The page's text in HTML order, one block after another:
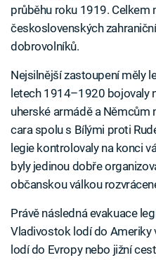
průběhu roku 1919. Celkem
československých
dobrovolníků.
Nejsilnější zastoupení měly
letech 1914–1920 bojovaly
uherské armádě a Němcům
cara spolu s Bílými proti
legie kontrolovaly na konci
byly jedinou dobře
občanskou válkou
Právě následná evakuace
Vladivostok lodí do Ameriky
lodí do Evropy nebo jižní